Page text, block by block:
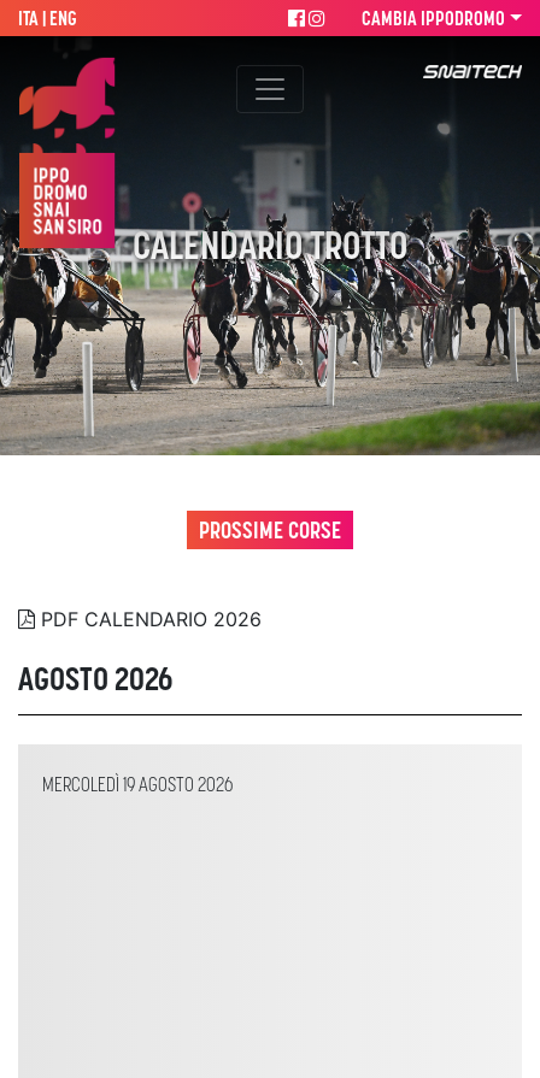
ITA | ENG CAMBIA IPPODROMO
CALENDARIO TROTTO
PROSSIME CORSE
PDF CALENDARIO 2026
AGOSTO 2026
MERCOLEDÌ 19 AGOSTO 2026